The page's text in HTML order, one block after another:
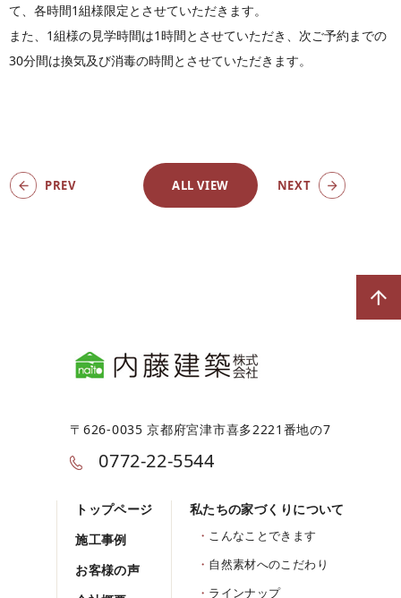
て、各時間1組様限定とさせていただきます。
また、1組様の見学時間は1時間とさせていただき、次ご予約までの
30分間は換気及び消毒の時間とさせていただきます。
PREV ALL VIEW NEXT
〒626-0035 京都府宮津市喜多2221番地の7
0772-22-5544
トップページ
施工事例
お客様の声
私たちの家づくりについて
こんなことできます
自然素材へのこだわり
ラインナップ